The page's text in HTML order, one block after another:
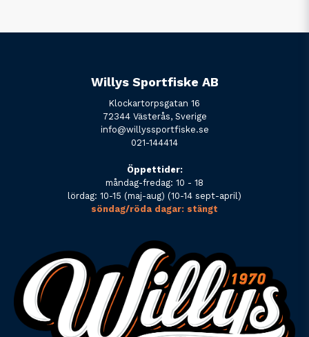
Willys Sportfiske AB
Klockartorpsgatan 16
72344 Västerås, Sverige
info@willyssportfiske.se
021-144414
Öppettider:
måndag-fredag: 10 - 18
lördag: 10-15 (maj-aug) (10-14 sept-april)
söndag/röda dagar: stängt